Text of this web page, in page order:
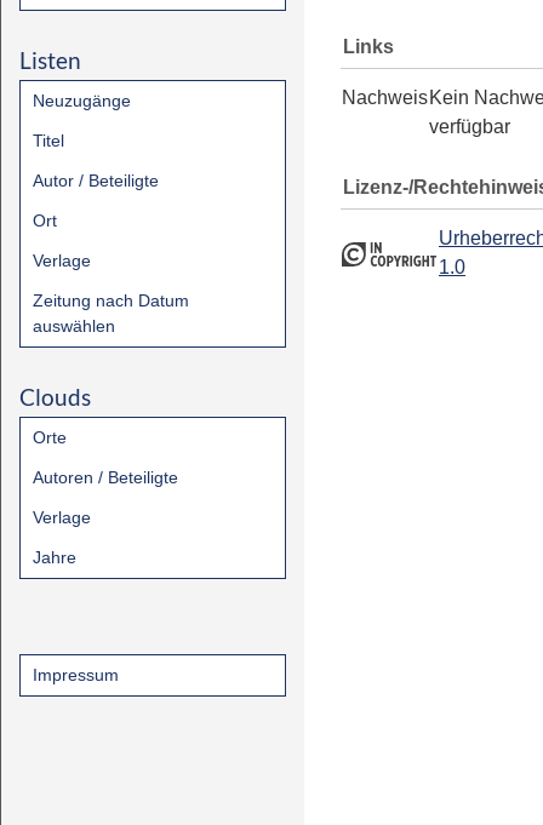
Listen
Neuzugänge
Titel
Autor / Beteiligte
Ort
Verlage
Zeitung nach Datum
auswählen
Clouds
Orte
Autoren / Beteiligte
Verlage
Jahre
Impressum
Links
NachweisKein
verfügbar
Lizenz-/
1.0